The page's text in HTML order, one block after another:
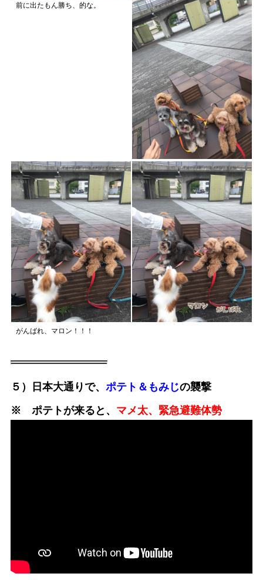
前に出たもん勝ち、的な。
がんばれ、マロン！！！
５）日本大通りで、 ポテト＆もみじの襲撃
※ ポテトが来ると、 マメ太、緊急避難体勢